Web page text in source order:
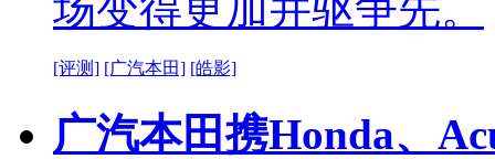
场变得更加并驱争先。
[评测] [广汽本田] [皓影]
广汽本田携Honda、